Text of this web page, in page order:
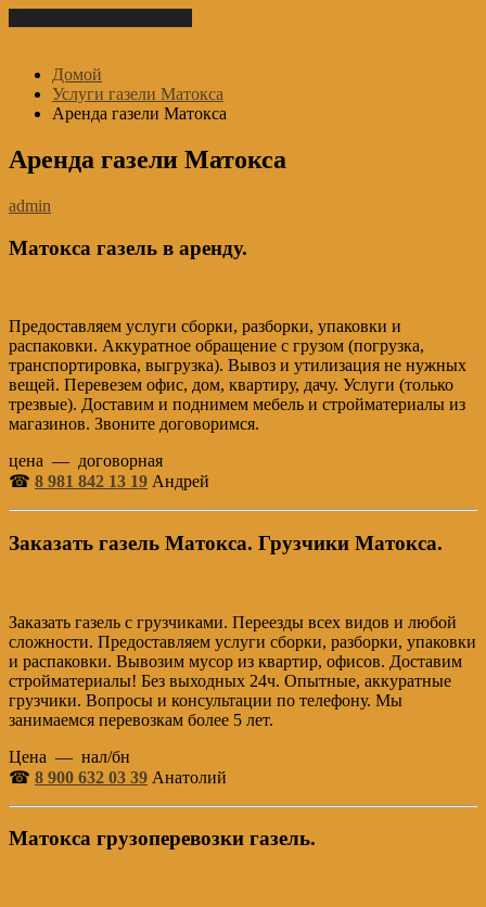
Домой
Услуги газели Матокса
Аренда газели Матокса
Аренда газели Матокса
admin
Матокса газель в аренду.
Предоставляем услуги сборки, разборки, упаковки и
распаковки. Аккуратное обращение с грузом (погрузка,
транспортировка, выгрузка). Вывоз и утилизация не нужных
вещей. Перевезем офис, дом, квартиру, дачу. Услуги (только
трезвые). Доставим и поднимем мебель и стройматериалы из
магазинов. Звоните договоримся.
цена — договорная
☎ 8 981 842 13 19 Андрей
Заказать газель Матокса. Грузчики Матокса.
Заказать газель с грузчиками. Переезды всех видов и любой
сложности. Предоставляем услуги сборки, разборки, упаковки
и распаковки. Вывозим мусор из квартир, офисов. Доставим
стройматериалы! Без выходных 24ч. Опытные, аккуратные
грузчики. Вопросы и консультации по телефону. Мы
занимаемся перевозкам более 5 лет.
Цена — нал/бн
☎ 8 900 632 03 39 Анатолий
Матокса грузоперевозки газель.